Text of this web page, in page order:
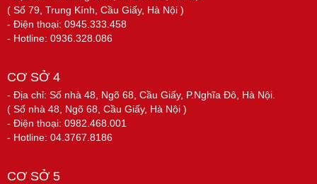
( Số 79, Trung Kính, Cầu Giấy, Hà Nội )
- Điện thoại: 0945.333.458
- Hotline: 0936.328.086
CƠ SỞ 4
- Địa chỉ: Số nhà 48, Ngõ 68, Cầu Giấy, P.Nghĩa Đô, Hà Nội.
( Số nhà 48, Ngõ 68, Cầu Giấy, Hà Nội )
- Điện thoại: 0982.468.001
- Hotline: 04.3767.8186
CƠ SỞ 5